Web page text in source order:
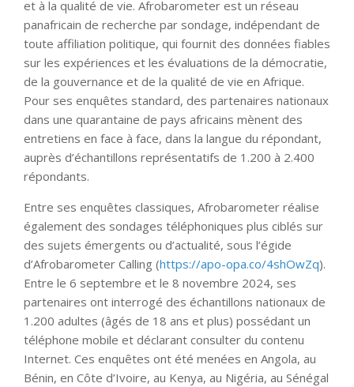
et à la qualité de vie. Afrobarometer est un réseau
panafricain de recherche par sondage, indépendant de
toute affiliation politique, qui fournit des données fiables
sur les expériences et les évaluations de la démocratie,
de la gouvernance et de la qualité de vie en Afrique.
Pour ses enquêtes standard, des partenaires nationaux
dans une quarantaine de pays africains mènent des
entretiens en face à face, dans la langue du répondant,
auprès d’échantillons représentatifs de 1.200 à 2.400
répondants.
Entre ses enquêtes classiques, Afrobarometer réalise
également des sondages téléphoniques plus ciblés sur
des sujets émergents ou d’actualité, sous l’égide
d’Afrobarometer Calling (https://apo-opa.co/4shOwZq).
Entre le 6 septembre et le 8 novembre 2024, ses
partenaires ont interrogé des échantillons nationaux de
1.200 adultes (âgés de 18 ans et plus) possédant un
téléphone mobile et déclarant consulter du contenu
Internet. Ces enquêtes ont été menées en Angola, au
Bénin, en Côte d’Ivoire, au Kenya, au Nigéria, au Sénégal